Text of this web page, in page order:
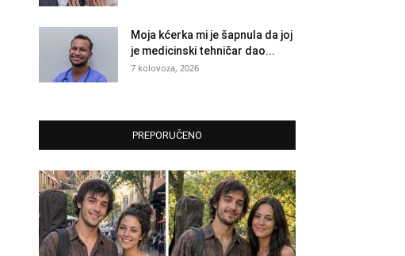
Moja kćerka mi je šapnula da joj
je medicinski tehničar dao...
7 kolovoza, 2026
PREPORUČENO